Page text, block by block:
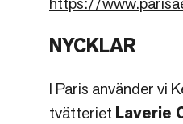
NYCKLAR
I Paris använder vi
tvätteriet Laverie